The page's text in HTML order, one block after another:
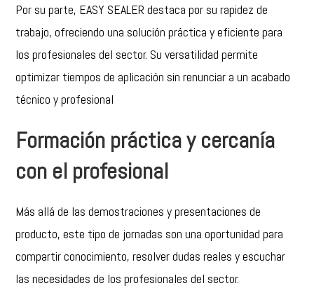
Por su parte, EASY SEALERdestaca por su rapidez de
trabajo, ofreciendo una solución práctica y eficiente para
los profesionales del sector. Su versatilidad permite
optimizar tiempos de aplicación sin renunciar a un acabado
técnico y profesional
Formación práctica y cercanía
con el profesional
Más allá de las demostraciones y presentaciones de
producto, este tipo de jornadas son una oportunidad para
compartir conocimiento, resolver dudas reales y escuchar
las necesidades de los profesionales del sector.